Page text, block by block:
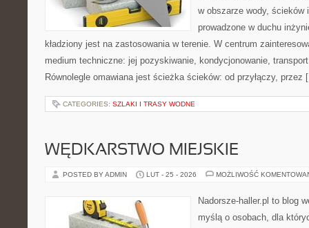
w obszarze wody, ścieków
prowadzone w duchu
kładziony jest na zastosowania w terenie. W centrum
medium techniczne: jej pozyskiwanie, kondycjonowanie,
Równolegle omawiana jest ścieżka ścieków: od przyłączy,
CATEGORIES: SZLAKI I TRASY WODNE
WĘDKARSTWO MIEJSKIE
POSTED BY ADMIN LUT - 25 - 2026 MOŻLIWOŚĆ
Nadorsze-haller.pl to blog
myślą o osobach, dla